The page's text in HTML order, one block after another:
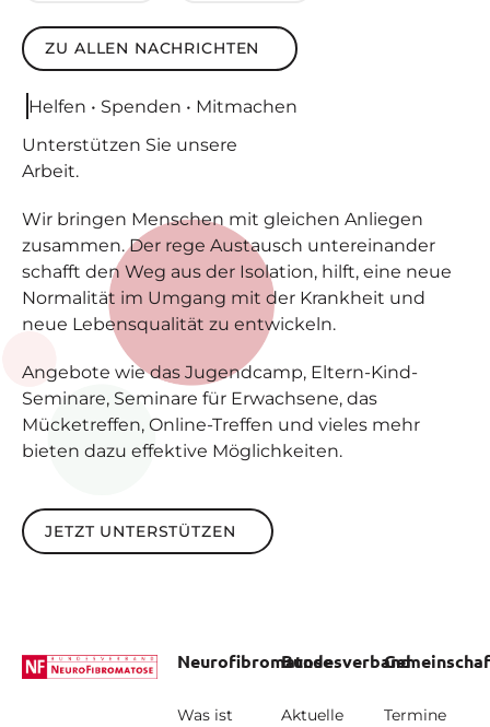
zu allen Nachrichten
ZU ALLEN NACHRICHTEN
Helfen • Spenden • Mitmachen
Unterstützen Sie unsere
Arbeit.
Wir bringen Menschen mit gleichen Anliegen
zusammen. Der rege Austausch untereinander
schafft den Weg aus der Isolation, hilft, eine neue
Normalität im Umgang mit der Krankheit und
neue Lebensqualität zu entwickeln.
Angebote wie das Jugendcamp, Eltern-Kind-
Seminare, Seminare für Erwachsene, das
Mücketreffen, Online-Treffen und vieles mehr
bieten dazu effektive Möglichkeiten.
Jetzt unterstützen
JETZT UNTERSTÜTZEN
Neurofibromatose
Was ist
Bundesverband
Aktuelle
Termine